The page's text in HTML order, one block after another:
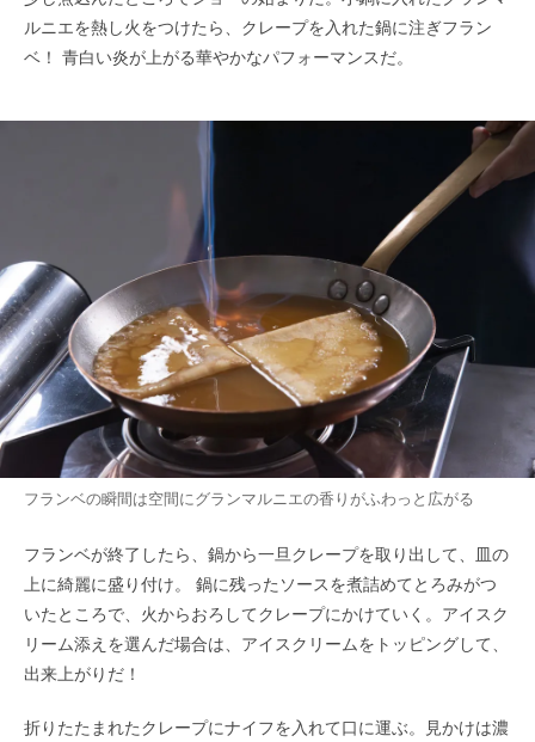
ルニエを熱し火をつけたら、クレープを入れた鍋に注ぎフラン
ベ！ 青白い炎が上がる華やかなパフォーマンスだ。
フランベの瞬間は空間にグランマルニエの香りがふわっと広がる
フランベが終了したら、鍋から一旦クレープを取り出して、皿の
上に綺麗に盛り付け。 鍋に残ったソースを煮詰めてとろみがつ
いたところで、火からおろしてクレープにかけていく。アイスク
リーム添えを選んだ場合は、アイスクリームをトッピングして、
出来上がりだ！
折りたたまれたクレープにナイフを入れて口に運ぶ。見かけは濃